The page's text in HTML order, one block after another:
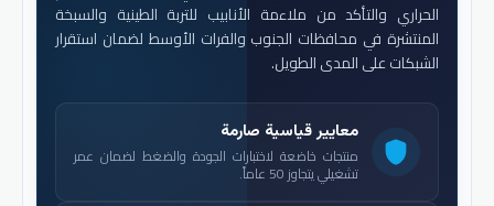
الحراري والتأكد من ملاءمة الأنابيب للتربة الطينية والسبخة
المنتشرة في محافظات الجنوب والفرات الأوسط لضمان استقرار
الشبكات على المدى الطويل.
shield
معايير قياسية صارمة
منتجات خاضعة لاختبارات الجودة والضغط لضمان عمر
تشغيلي يتجاوز 50 عاماً.